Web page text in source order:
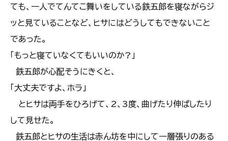
ても、一人でてんてこ舞いをしている鉄五郎を寝ながらジ
ッと見ていることなど、ヒサにはどうしてもできないこと
であった。
「もっと寝ていなくてもいいのか?」
鉄五郎が心配そうにきくと、
「大丈夫ですよ、ホラ」
とヒサは両手をひろげて、2、3度、曲げたり伸ばしたり
して見せた。
鉄五郎とヒサの生活は赤ん坊を中にして一層張りのある